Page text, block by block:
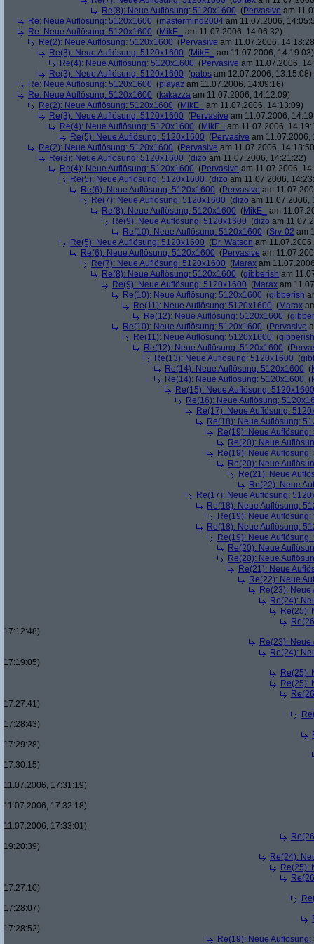
Re(8): Neue Auflösung: 5120x1600 (Pervasive am
Re: Neue Auflösung: 5120x1600 (mastermind2004 am 11.07.2006,
Re: Neue Auflösung: 5120x1600 (MikE_
am 11.07.2006, 14:06:32)
Re(2): Neue Auflösung: 5120x1600 (Pervasive am 11.07.2006,
Re(3): Neue Auflösung: 5120x1600 (MikE_
am 11.07.2006, 14:19:03)
Re(4): Neue Auflösung: 5120x1600 (Pervasive am 11.07.2006,
Re(3): Neue Auflösung: 5120x1600 (patos am 12.07.2006, 13:15:08)
Re: Neue Auflösung: 5120x1600 (playaz am 11.07.2006, 14:09:16)
Re: Neue Auflösung: 5120x1600 (kakazza am 11.07.2006, 14:12:09)
Re(2): Neue Auflösung: 5120x1600 (MikE_
am 11.07.2006, 14:13:09)
Re(3): Neue Auflösung: 5120x1600 (Pervasive am 11.07.2006,
Re(4): Neue Auflösung: 5120x1600 (MikE_
am 11.07.2006,
Re(5): Neue Auflösung: 5120x1600 (Pervasive am 11.07.2006,
Re(2): Neue Auflösung: 5120x1600 (Pervasive am 11.07.2006,
Re(3): Neue Auflösung: 5120x1600 (dizo am 11.07.2006, 14:21:22)
Re(4): Neue Auflösung: 5120x1600 (Pervasive am 11.07.2006,
Re(5): Neue Auflösung: 5120x1600 (dizo am 11.07.2006,
Re(6): Neue Auflösung: 5120x1600 (Pervasive am
Re(7): Neue Auflösung: 5120x1600 (dizo am 11.07.2006,
Re(8): Neue Auflösung: 5120x1600 (MikE_
am
Re(9): Neue Auflösung: 5120x1600 (dizo am
Re(10): Neue Auflösung: 5120x1600 (Srv-02 am
Re(5): Neue Auflösung: 5120x1600 (Dr. Watson am
Re(6): Neue Auflösung: 5120x1600 (Pervasive am
Re(7): Neue Auflösung: 5120x1600 (Marax am
Re(8): Neue Auflösung: 5120x1600 (gibberish am
Re(9): Neue Auflösung: 5120x1600 (Marax am
Re(10): Neue Auflösung: 5120x1600 (gibberish
Re(11): Neue Auflösung: 5120x1600 (Marax
Re(12): Neue Auflösung: 5120x1600 (
Re(10): Neue Auflösung: 5120x1600 (Pervasive
Re(11): Neue Auflösung: 5120x1600 (gibberish
Re(12): Neue Auflösung: 5120x1600 (
Re(13): Neue Auflösung: 5120x1600 (
Re(14): Neue Auflösung: 5120x1600 (
Re(14): Neue Auflösung: 5120x1600 (
Re(15): Neue Auflösung: 5120x1600
Re(16): Neue Auflösung:
Re(17): Neue Auflösung:
Re(18): Neue Auflösung:
Re(19): Neue
Re(20): Neue
Re(19): Neue
Re(20): Neue
Re(21): Neue
Re(22): Neue
Re(17): Neue Auflösung:
Re(18): Neue Auflösung:
Re(19): Neue
Re(18): Neue Auflösung:
Re(19): Neue
Re(20): Neue
Re(20): Neue
Re(21): Neue
Re(22): Neue
Re(23):
Re(24):
Re(25):
17:12:48)
Re(23):
Re(24):
17:19:05)
Re(25):
Re(25):
17:27:41)
17:28:43)
17:29:28)
17:30:15)
11.07.2006, 17:31:19)
11.07.2006, 17:32:18)
11.07.2006, 17:33:01)
19:20:39)
Re(24):
Re(25):
17:27:10)
17:28:07)
17:28:52)
Re(19): Neue